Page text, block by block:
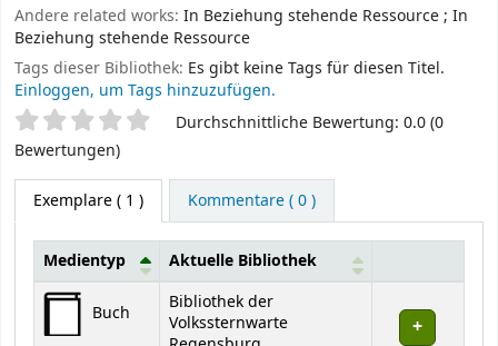
Andere related works: In Beziehung stehende Ressource; In
Beziehung stehende Ressource
Tags dieser Bibliothek: Es gibt keine Tags für diesen Titel.
Einloggen, um Tags hinzuzufügen.
SternchenbewertungDurchschnittliche Bewertung: 0.0 (0
Bewertungen)
Exemplare( 1 ) Kommentare ( 0 )
Exemplare
Medientyp Aktuelle Bibliothek
Buch
Bibliothek der
Volkssternwarte